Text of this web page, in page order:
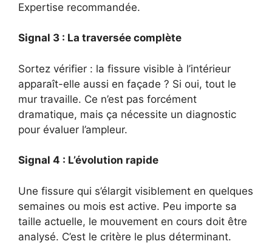
Expertise recommandée.
Signal 3 : La traversée complète
Sortez vérifier : la fissure visible à l’intérieur
apparaît-elle aussi en façade ? Si oui, tout le
mur travaille. Ce n’est pas forcément
dramatique, mais ça nécessite un diagnostic
pour évaluer l’ampleur.
Signal 4 : L’évolution rapide
Une fissure qui s’élargit visiblement en quelques
semaines ou mois est active. Peu importe sa
taille actuelle, le mouvement en cours doit être
analysé. C’est le critère le plus déterminant.